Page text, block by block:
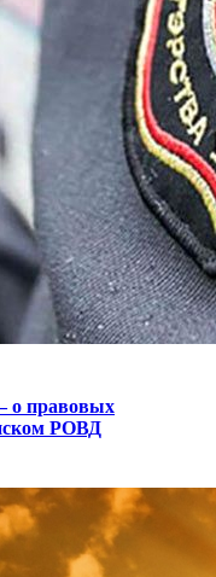
о правовых
РОВД